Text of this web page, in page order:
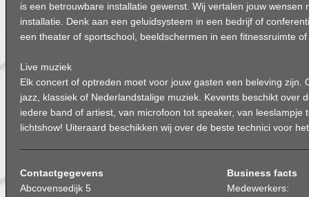
is een betrouwbare installatie gewenst. Wij vertalen jouw wensen
installatie. Denk aan een geluidsysteem in een bedrijf of
een theater of sportschool, beeldschermen in een fitnessruimte
Live muziek
Elk concert of optreden moet voor jouw gasten een beleving zijn.
jazz, klassiek of Nederlandstalige muziek. Kevents beschikt over
iedere band of artiest, van microfoon tot speaker, van leeslampje
lichtshow! Uiteraard beschikken wij over de beste technici voor
Contactgegevens
Abcovensedijk 5
Business facts
Medewerkers: